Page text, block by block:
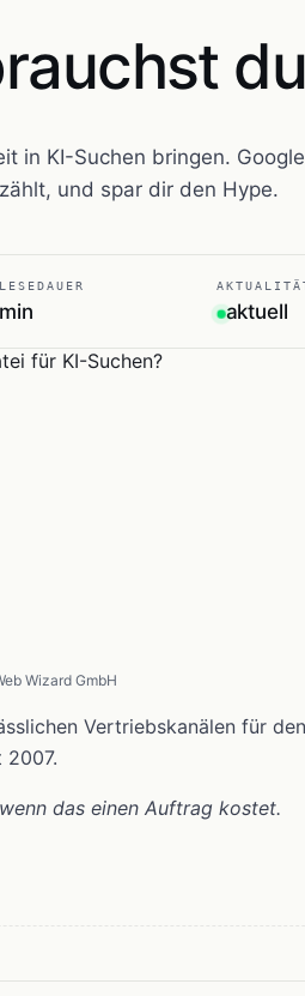
in KI-Suchen bringen.
und spar dir den Hype.
LESEDAUER
min aktuell
Wizard GmbH
Vertriebskanälen für
2007.
das einen Auftrag kostet.